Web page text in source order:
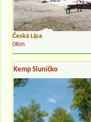
Česká Lípa
0Km
Kemp Sluníčko